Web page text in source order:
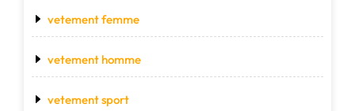
vetement femme
vetement homme
vetement sport